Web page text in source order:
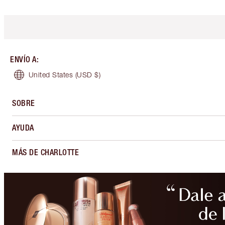
ENVÍO A:
United States (USD $)
SOBRE
AYUDA
MÁS DE CHARLOTTE